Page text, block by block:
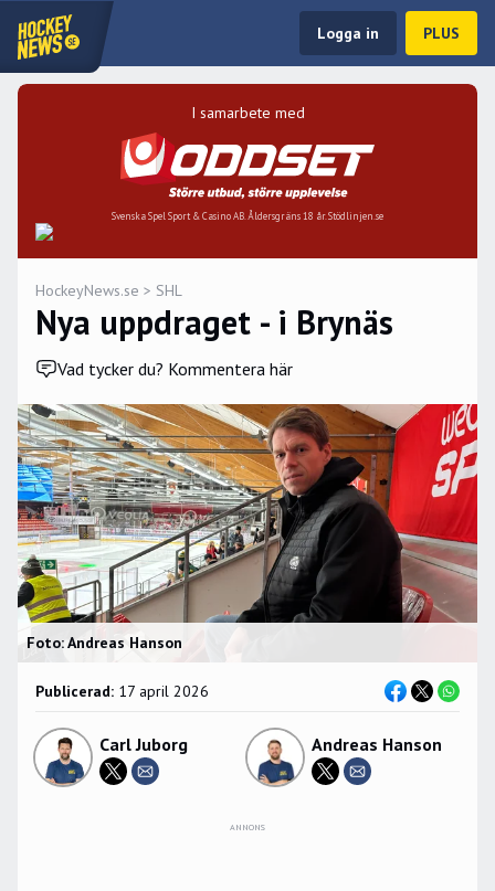
Logga in PLUS
I samarbete med
Svenska Spel Sport & Casino AB. Åldersgräns 18 år. Stödlinjen.se
HockeyNews.se > SHL
Nya uppdraget - i Brynäs
Vad tycker du? Kommentera här
Foto: Andreas Hanson
Publicerad: 17 april 2026
Carl Juborg Andreas Hanson
ANNONS